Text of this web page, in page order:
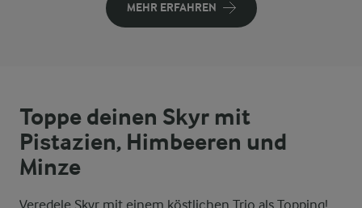
MEHR ERFAHREN
Toppe deinen Skyr mit
Pistazien, Himbeeren und
Minze
Veredele Skyr mit einem köstlichen Trio als Topping!